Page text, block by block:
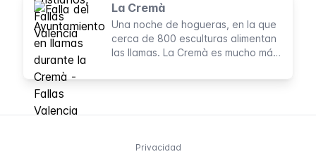
La Cremà
Una noche de hogueras, en la que
cerca de 800 esculturas alimentan
las llamas. La Cremà es mucho más
las Fallas para los miles de
Privacidad